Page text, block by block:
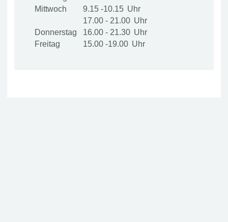
Mittwoch
9.15 -10.15
17.00 - 21.00
Donnerstag
16.00 - 21.30
Freitag
15.00 -19.00